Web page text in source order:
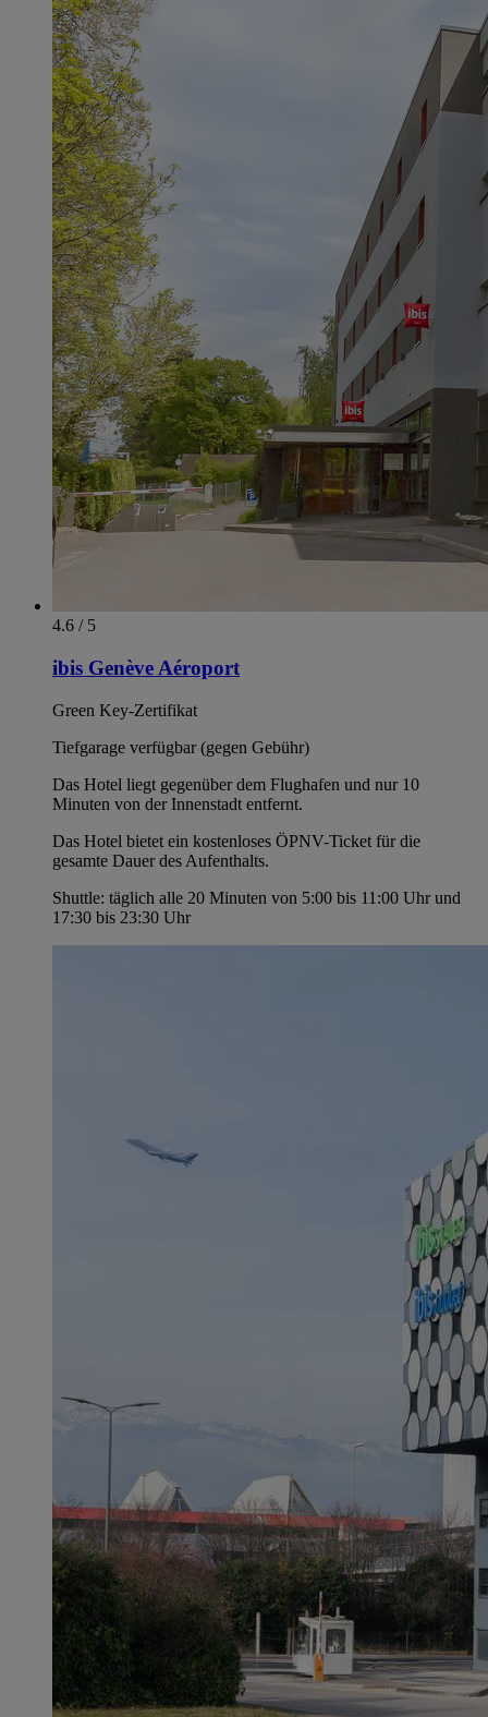
4.6 / 5
ibis Genève Aéroport
Green Key-Zertifikat
Tiefgarage verfügbar (gegen Gebühr)
Das Hotel liegt gegenüber dem Flughafen und nur 10
Minuten von der Innenstadt entfernt.
Das Hotel bietet ein kostenloses ÖPNV-Ticket für die
gesamte Dauer des Aufenthalts.
Shuttle: täglich alle 20 Minuten von 5:00 bis 11:00 Uhr und
17:30 bis 23:30 Uhr